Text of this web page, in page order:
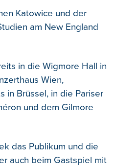
Katowice und der
am New England
in die Wigmore Hall in
Wien,
in Brüssel, in die Pariser
und dem Gilmore
das Publikum und die
auch beim Gastspiel mit